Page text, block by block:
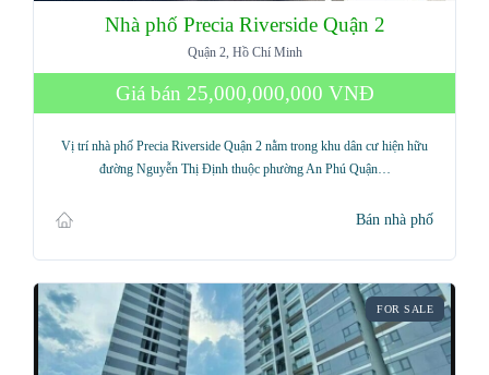
Nhà phố Precia Riverside Quận 2
Quận 2, Hồ Chí Minh
Giá bán 25,000,000,000 VNĐ
Vị trí nhà phố Precia Riverside Quận 2 nằm trong khu dân cư hiện hữu
đường Nguyễn Thị Định thuộc phường An Phú Quận…
Bán nhà phố
FOR SALE